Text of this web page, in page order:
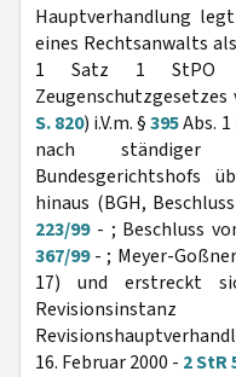
Hauptverhandlung
eines Rechtsanwalts
1 Satz 1 StPO
S. 820) i.V.m. §395Abs.
nach ständiger
Bundesgerichtshofs
hinaus (BGH,
223/99- ; Beschluss
367/99- ; Meyer-
17) und erstreckt
16. Februar 2000 - 2 StR